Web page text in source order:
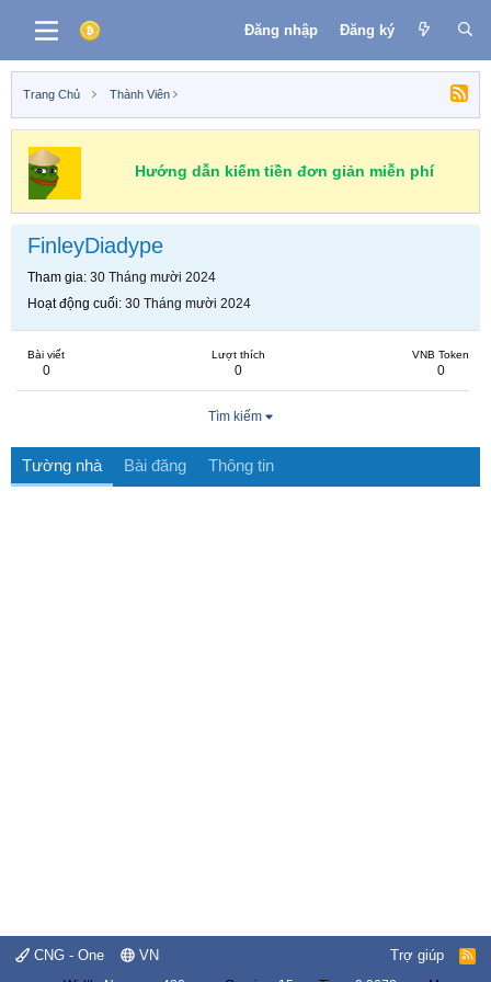
Đăng nhập Đăng ký
Trang Chủ Thành Viên
Hướng dẫn kiếm tiền đơn giản miễn phí
FinleyDiadype
Tham gia 30 Tháng mười 2024
Hoạt động cuối 30 Tháng mười 2024
Bài viết
0
Lượt thích
0
VNB Token
0
Tìm kiếm
Tường nhà Bài đăng Thông tin
CNG - One VN Trợ giúp
R